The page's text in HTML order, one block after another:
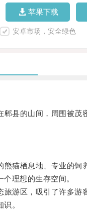
苹果下载
安卓市场，安全绿色
县的山间，周围被茂
猫栖息地、专业的饲
理想的生存空间。
游区，吸引了许多游
。